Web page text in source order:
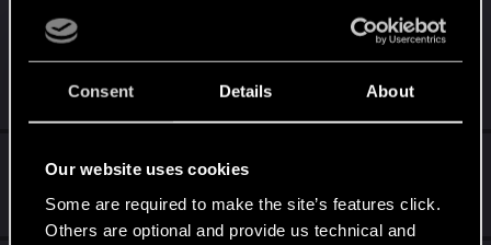
Consent Details About
Our website uses cookies
Some are required to make the site’s features click.
Others are optional and provide us technical and
Как на счёт побольше механик с бомбами
Oct 7, 2020
Борсоди
7 2K
Sep 9, 2020